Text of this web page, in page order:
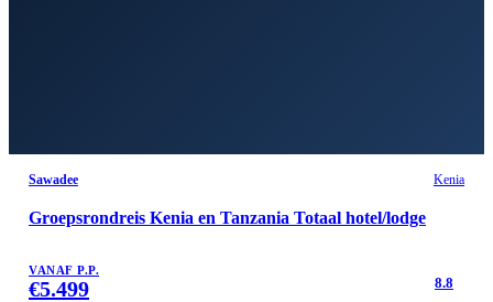
Sawadee Kenia
Groepsrondreis Kenia en Tanzania Totaal hotel/lodge
VANAF P.P.
€5.499 8.8